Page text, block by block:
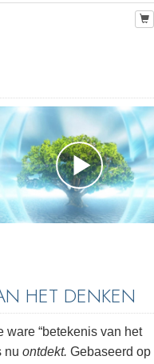
HET DENKEN
ware “betekenis van het
nu ontdekt. Gebaseerd op